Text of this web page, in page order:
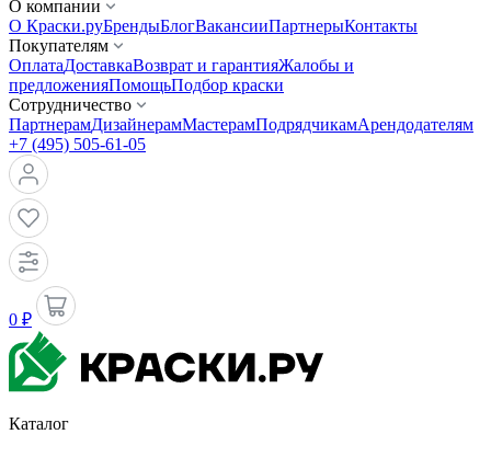
О компании
О Краски.руБрендыБлогВакансииПартнерыКонтакты
Покупателям
ОплатаДоставкаВозврат и гарантияЖалобы и
предложенияПомощьПодбор краски
Сотрудничество
ПартнерамДизайнерамМастерамПодрядчикамАрендодателям
+7 (495) 505-61-05
0 ₽
Каталог